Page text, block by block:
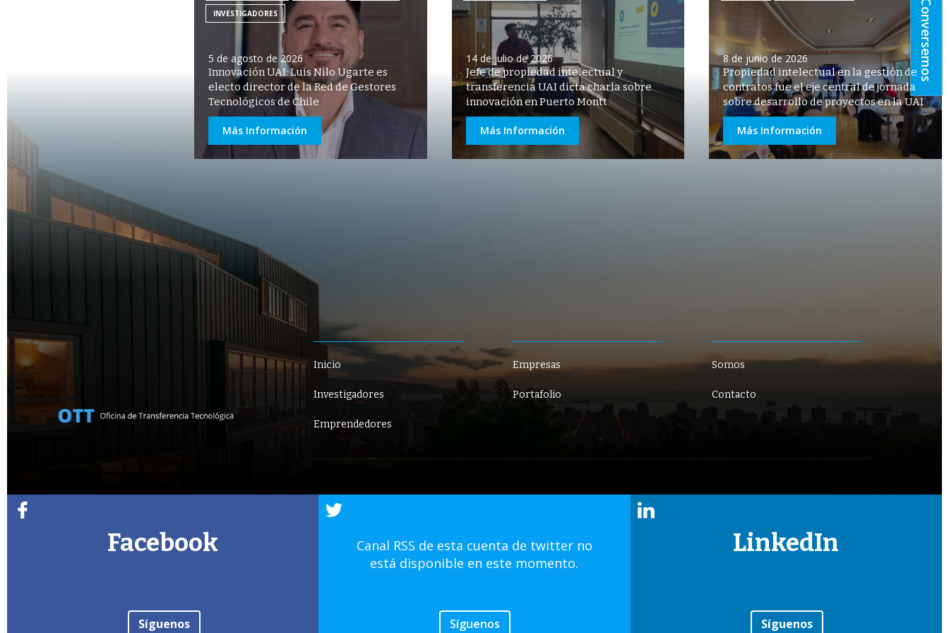
Conversemos
INVESTIGADORES
5 de agosto de 2026
Innovación UAI: Luis Nilo Ugarte es
electo director de la Red de Gestores
Tecnológicos de Chile
Más Información
14 de julio de 2026
Jefe de propiedad intelectual y
transferencia UAI dicta charla sobre
innovación en Puerto Montt
Más Información
8 de junio de 2026
Propiedad intelectual en la gestión de
contratos fue el eje central de jornada
sobre desarrollo de proyectos en la UAI
Más Información
Inicio Empresas Somos
Investigadores Portafolio Contacto
Emprendedores
Facebook
Síguenos
Canal RSS de esta cuenta de twitter no
está disponible en este momento.
Síguenos
LinkedIn
Síguenos